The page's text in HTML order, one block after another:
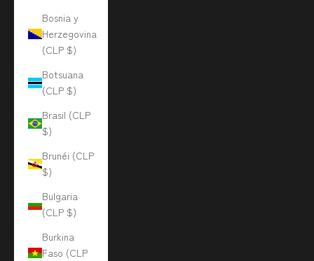
Bosnia y
Herzegovina
(CLP $)
Botsuana
(CLP $)
Brasil (CLP
$)
Brunéi (CLP
$)
Bulgaria
(CLP $)
Burkina
Faso (CLP